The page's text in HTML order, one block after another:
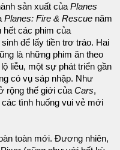
sản xuất của Planes
Planes: Fire & Rescue năm
hết các phim của
để lấy tiền trơ tráo. Hai
là những phim ăn theo
liễu, một sự phát triển gần
có vụ sáp nhập. Như
rộng thế giới của Cars,
tình huống vui vẻ mới
toàn mới. Đương nhiên,